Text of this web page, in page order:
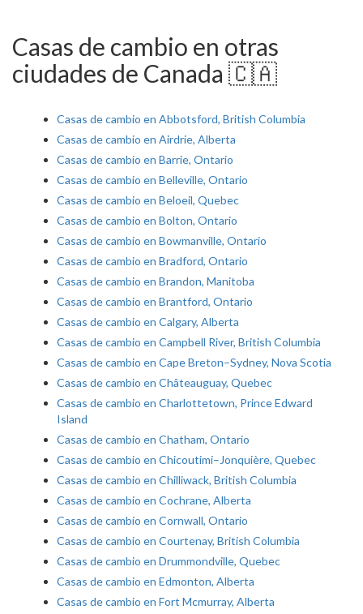
Casas de cambio en otras
ciudades de Canada 🇨🇦
Casas de cambio en Abbotsford, British Columbia
Casas de cambio en Airdrie, Alberta
Casas de cambio en Barrie, Ontario
Casas de cambio en Belleville, Ontario
Casas de cambio en Beloeil, Quebec
Casas de cambio en Bolton, Ontario
Casas de cambio en Bowmanville, Ontario
Casas de cambio en Bradford, Ontario
Casas de cambio en Brandon, Manitoba
Casas de cambio en Brantford, Ontario
Casas de cambio en Calgary, Alberta
Casas de cambio en Campbell River, British Columbia
Casas de cambio en Cape Breton–Sydney, Nova Scotia
Casas de cambio en Châteauguay, Quebec
Casas de cambio en Charlottetown, Prince Edward
Island
Casas de cambio en Chatham, Ontario
Casas de cambio en Chicoutimi–Jonquière, Quebec
Casas de cambio en Chilliwack, British Columbia
Casas de cambio en Cochrane, Alberta
Casas de cambio en Cornwall, Ontario
Casas de cambio en Courtenay, British Columbia
Casas de cambio en Drummondville, Quebec
Casas de cambio en Edmonton, Alberta
Casas de cambio en Fort Mcmurray, Alberta